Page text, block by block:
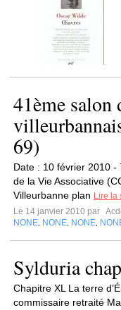
41ème salon
69)
Date : 10 février 2010 -
de la Vie Associative
Villeurbanne plan Lire la
Le 14 janvier 2010 par
NONE NONE NONE
Sylduria
Chapitre XL La terre
commissaire retraité